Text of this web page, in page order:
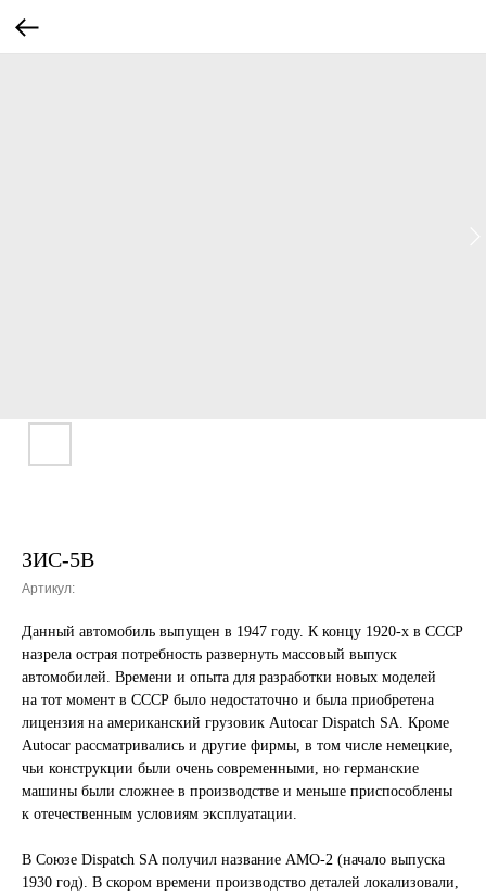
ЗИС-5В
Артикул:
Данный автомобиль выпущен в 1947 году. К концу 1920-х в СССР
назрела острая потребность развернуть массовый выпуск
автомобилей. Времени и опыта для разработки новых моделей
на тот момент в СССР было недостаточно и была приобретена
лицензия на американский грузовик Autocar Dispatch SA. Кроме
Autocar рассматривались и другие фирмы, в том числе немецкие,
чьи конструкции были очень современными, но германские
машины были сложнее в производстве и меньше приспособлены
к отечественным условиям эксплуатации.
В Союзе Dispatch SA получил название АМО-2 (начало выпуска
1930 год). В скором времени производство деталей локализовали,